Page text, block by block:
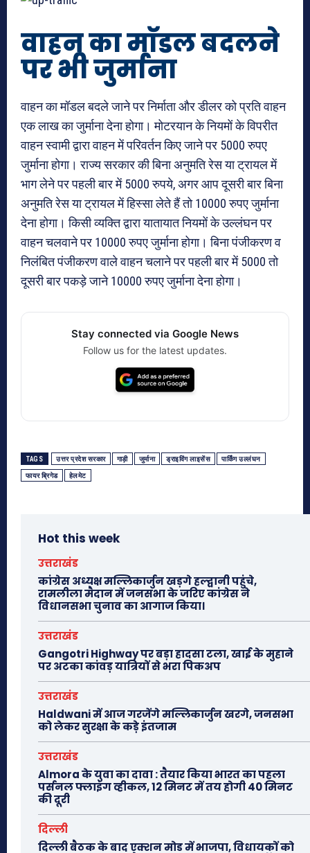
वाहन का माॅडल बदलने
पर भी जुर्माना
वाहन का मॉडल बदले जाने पर निर्माता और डीलर को प्रति वाहन
एक लाख का जुर्माना देना होगा। मोटरयान के नियमों के विपरीत
वाहन स्वामी द्वारा वाहन में परिवर्तन किए जाने पर 5000 रुपए
जुर्माना होगा। राज्य सरकार की बिना अनुमति रेस या ट्रायल में
भाग लेने पर पहली बार में 5000 रुपये, अगर आप दूसरी बार बिना
अनुमति रेस या ट्रायल में हिस्सा लेते हैं तो 10000 रुपए जुर्माना
देना होगा। किसी व्यक्ति द्वारा यातायात नियमों के उल्लंघन पर
वाहन चलवाने पर 10000 रुपए जुर्माना होगा। बिना पंजीकरण व
निलंबित पंजीकरण वाले वाहन चलाने पर पहली बार में 5000 तो
दूसरी बार पकड़े जाने 10000 रुपए जुर्माना देना होगा।
Stay connected via Google News
Follow us for the latest updates.
TAGS उत्तर प्रदेश सरकार गाड़ी जुर्माना ड्राइविंग लाइसेंस पार्किंग उल्लंघन
फायर ब्रिगेड हेलमेट
Hot this week
उत्तराखंड
कांग्रेस अध्यक्ष मल्लिकार्जुन खड़गे हल्द्वानी पहुंचे,
रामलीला मैदान में जनसभा के जरिए कांग्रेस ने
विधानसभा चुनाव का आगाज किया।
उत्तराखंड
Gangotri Highway पर बड़ा हादसा टला, खाई के मुहाने
पर अटका कांवड़ यात्रियों से भरा पिकअप
उत्तराखंड
Haldwani में आज गरजेंगे मल्लिकार्जुन खरगे, जनसभा
को लेकर सुरक्षा के कड़े इंतजाम
उत्तराखंड
Almora के युवा का दावा : तैयार किया भारत का पहला
पर्सनल फ्लाइंग व्हीकल, 12 मिनट में तय होगी 40 मिनट
की दूरी
दिल्ली
दिल्ली बैठक के बाद एक्शन मोड में भाजपा, विधायकों को